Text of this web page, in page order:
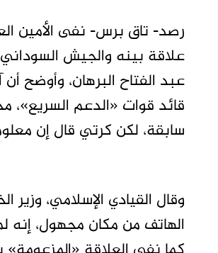
رصد- تاق برس- نفى الأمين
علاقة بينه والجيش
قائد قوات «الدعم السريع»،
سابقة، لكن كرتي قال إن
وقال القيادي الإسلامي،